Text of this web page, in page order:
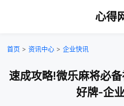
心得
首页 > 资讯中心 > 企业快讯
速成攻略!微乐麻将必
好牌-企